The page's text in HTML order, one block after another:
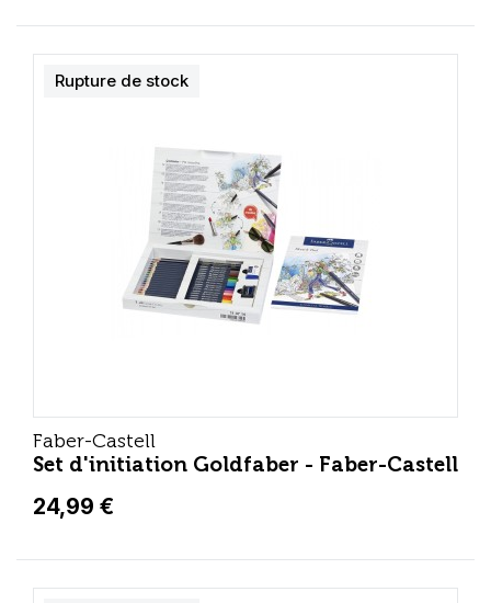
Faber-Castell
Set d'initiation Goldfaber - Faber-Castell
24,99 €
Rupture de stock